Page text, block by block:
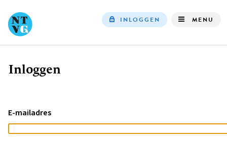
INLOGGEN MENU
Kruimelpad
Inloggen
E-mailadres